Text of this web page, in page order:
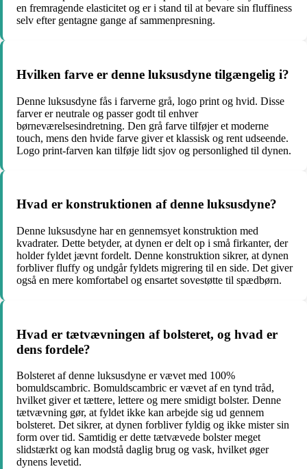
en fremragende elasticitet og er i stand til at bevare sin fluffiness
selv efter gentagne gange af sammenpresning.
Hvilken farve er denne luksusdyne tilgængelig i?
Denne luksusdyne fås i farverne grå, logo print og hvid. Disse
farver er neutrale og passer godt til enhver
børneværelsesindretning. Den grå farve tilføjer et moderne
touch, mens den hvide farve giver et klassisk og rent udseende.
Logo print-farven kan tilføje lidt sjov og personlighed til dynen.
Hvad er konstruktionen af denne luksusdyne?
Denne luksusdyne har en gennemsyet konstruktion med
kvadrater. Dette betyder, at dynen er delt op i små firkanter, der
holder fyldet jævnt fordelt. Denne konstruktion sikrer, at dynen
forbliver fluffy og undgår fyldets migrering til en side. Det giver
også en mere komfortabel og ensartet sovestøtte til spædbørn.
Hvad er tætvævningen af bolsteret, og hvad er
dens fordele?
Bolsteret af denne luksusdyne er vævet med 100%
bomuldscambric. Bomuldscambric er vævet af en tynd tråd,
hvilket giver et tættere, lettere og mere smidigt bolster. Denne
tætvævning gør, at fyldet ikke kan arbejde sig ud gennem
bolsteret. Det sikrer, at dynen forbliver fyldig og ikke mister sin
form over tid. Samtidig er dette tætvævede bolster meget
slidstærkt og kan modstå daglig brug og vask, hvilket øger
dynens levetid.